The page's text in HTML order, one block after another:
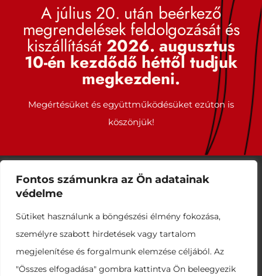
Fontos számunkra az Ön adatainak
védelme
Sütiket használunk a böngészési élmény fokozása,
személyre szabott hirdetések vagy tartalom
megjelenítése és forgalmunk elemzése céljából. Az
"Összes elfogadása" gombra kattintva Ön beleegyezik
Több üzleti terület közül a virágföld üzletág 20 éve
foglalkozik közép-felső kategóriás termesztőközegek
gyártásával és értékesítésével.
Kezdőlap
Termékeink
Termékkategóriák
Tek-Land termékeink
Kapcsolat
Talajerőgazdálkodási Kft.
A július 20. után beérkező
megrendelések feldolgozását és
kiszállítását2026. augusztus
10-én kezdődő héttől tudjuk
megkezdeni.
Megértésüket és együttműködésüket ezúton is
köszönjük!